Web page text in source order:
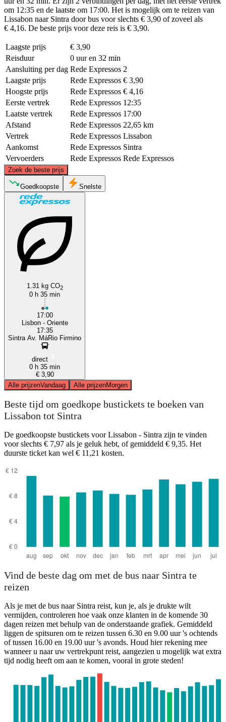
om 12:35 en de laatste om 17:00. Het is mogelijk om te reizen van
Lissabon naar Sintra door bus voor slechts € 3,90 of zoveel als
€ 4,16. De beste prijs voor deze reis is € 3,90.
Laagste prijs
€ 3,90
Reisduur
0 uur en 32 min
Aansluiting per dag Rede Expressos 2
Laagste prijs
Rede Expressos € 3,90
Hoogste prijs
Rede Expressos € 4,16
Eerste vertrek
Rede Expressos 12:35
Laatste vertrek
Rede Expressos 17:00
Afstand
Rede Expressos 22,65 km
Vertrek
Rede Expressos Lissabon
Aankomst
Rede Expressos Sintra
Vervoerders
Rede Expressos Rede Expressos
Zoek de beste prijs
Sintra Municipality
©CARTO, ©OpenStreetMap
Goedkoopste Snelste
1.31 kg CO2
0 h 35 min
17:00
Lisbon - Oriente
17:35
Sintra Av. MáRio Firmino
direct
0 h 35 min
€ 3,90
Alle prijzenVandaag Alle prijzenMorgen
Beste tijd om goedkope bustickets te boeken van
Lissabon tot Sintra
De goedkoopste bustickets voor Lissabon - Sintra zijn te vinden
voor slechts € 7,97 als je geluk hebt, of gemiddeld € 9,35. Het
duurste ticket kan wel € 11,21 kosten.
Vind de beste dag om met de bus naar Sintra te
reizen
Als je met de bus naar Sintra reist, kun je, als je drukte wilt
vermijden, controleren hoe vaak onze klanten in de komende 30
dagen reizen met behulp van de onderstaande grafiek. Gemiddeld
liggen de spitsuren om te reizen tussen 6.30 en 9.00 uur 's ochtends
of tussen 16.00 en 19.00 uur 's avonds. Houd hier rekening mee
wanneer u naar uw vertrekpunt reist, aangezien u mogelijk wat extra
tijd nodig heeft om aan te komen, vooral in grote steden!